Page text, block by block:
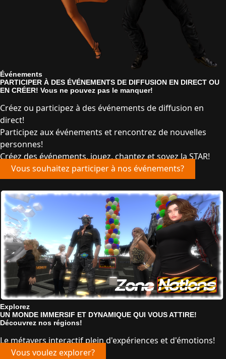
Événements
PARTICIPER À DES ÉVÉNEMENTS DE DIFFUSION EN DIRECT OU
EN CRÉER! Vous ne pouvez pas le manquer!
Créez ou participez à des événements de diffusion en
direct!
Participez aux événements et rencontrez de nouvelles
personnes!
Créez des événements, jouez, chantez et soyez la STAR!
Vous souhaitez participer à nos événements?
Explorez
UN MONDE IMMERSIF ET DYNAMIQUE QUI VOUS ATTIRE!
Découvrez nos régions!
Le métavers interactif plein d'expériences et d'émotions!
Vous voulez explorer?